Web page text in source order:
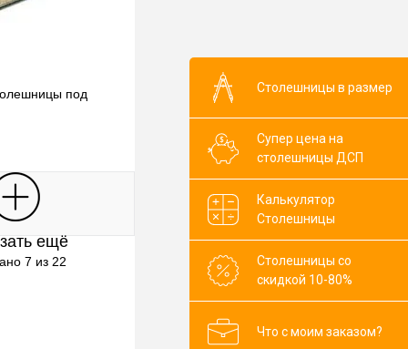
под
корзину
К сравнению
ещё
7 из 22
Столешницы в размер
Супер цена на
столешницы ДСП
Калькулятор
Столешницы
Столешницы со
скидкой 10-80%
Что с моим заказом?